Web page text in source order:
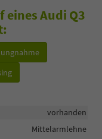
eines Audi Q3
vorhanden
Mittelarmlehne